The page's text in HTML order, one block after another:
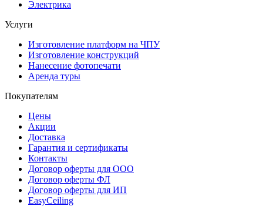
Электрика
Услуги
Изготовление платформ на ЧПУ
Изготовление конструкций
Нанесение фотопечати
Аренда туры
Покупателям
Цены
Акции
Доставка
Гарантия и сертификаты
Контакты
Договор оферты для ООО
Договор оферты ФЛ
Договор оферты для ИП
EasyCeiling